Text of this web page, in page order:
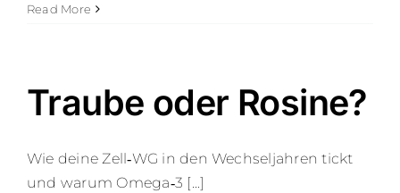
Read More
Traube oder Rosine?
Wie deine Zell‑WG in den Wechseljahren tickt
und warum Omega‑3 [...]